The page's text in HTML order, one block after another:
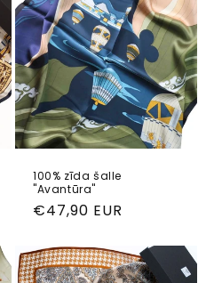
100% zīda šalle
"Avantūra"
Parastā
€47,90 EUR